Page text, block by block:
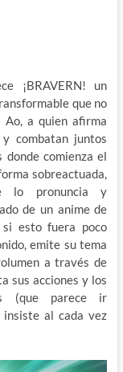
¡BRAVERN! un
que no
a quien afirma
combatan juntos
comienza el
sobreactuada,
lo pronuncia y
de un anime de
esto fuera poco
emite su tema
a través de
sus acciones y los
(que parece ir
insiste al cada vez